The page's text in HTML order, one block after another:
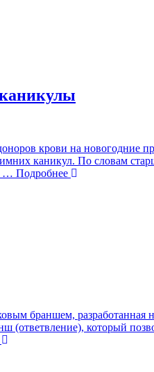
крови на новогодние
каникул. По словам
… Подробнее
браншем, разработанная
(ответвление), который